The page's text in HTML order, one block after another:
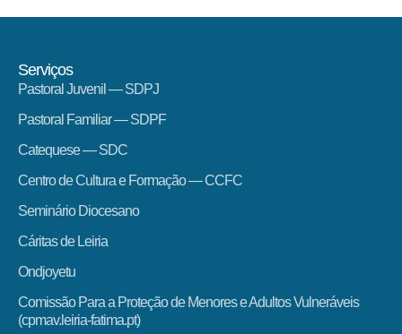
Serviços
Pastoral Juvenil — SDPJ
Pastoral Familiar — SDPF
Catequese — SDC
Centro de Cultura e Formação — CCFC
Seminário Diocesano
Cáritas de Leiria
Ondjoyetu
Comissão Para a Proteção de Menores e Adultos Vulneráveis
(cpmav.leiria-fatima.pt)